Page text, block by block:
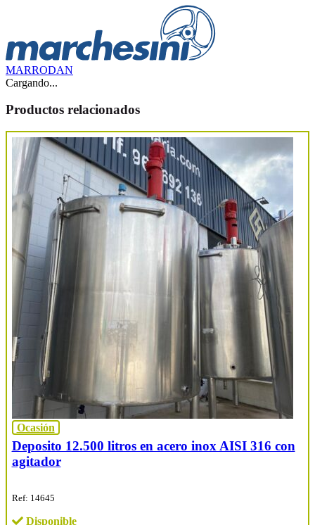
MARRODAN
Cargando...
Productos relacionados
Ocasión
Deposito 12.500 litros en acero inox AISI 316 con
agitador
Ref: 14645
Disponible